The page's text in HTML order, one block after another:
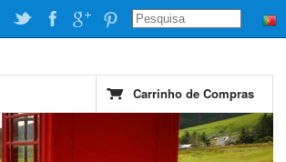
Carrinho de Compras